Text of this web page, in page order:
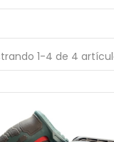
1-4 de 4